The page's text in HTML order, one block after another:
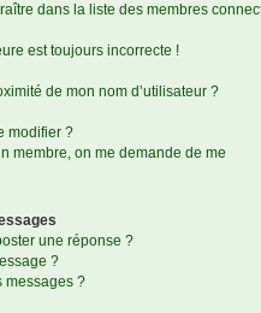
dans la liste des membres
est toujours incorrecte !
de mon nom d’utilisateur ?
modifier ?
membre, on me demande de me
une réponse ?
?
messages ?